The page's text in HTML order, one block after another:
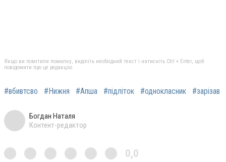
Якщо ви помітили помилку, виділіть необхідний текст і натисніть Ctrl + Enter, щоб
повідомити про це редакцію
#вбивтсво #Нижня #Апша #підліток #однокласник #зарізав
Богдан Наталя
Контент-редактор
0,0